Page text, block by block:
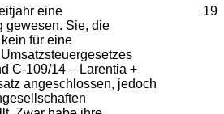
19
eine
gewesen. Sie, die
für eine
C-109/14 – Larentia +
angeschlossen, jedoch